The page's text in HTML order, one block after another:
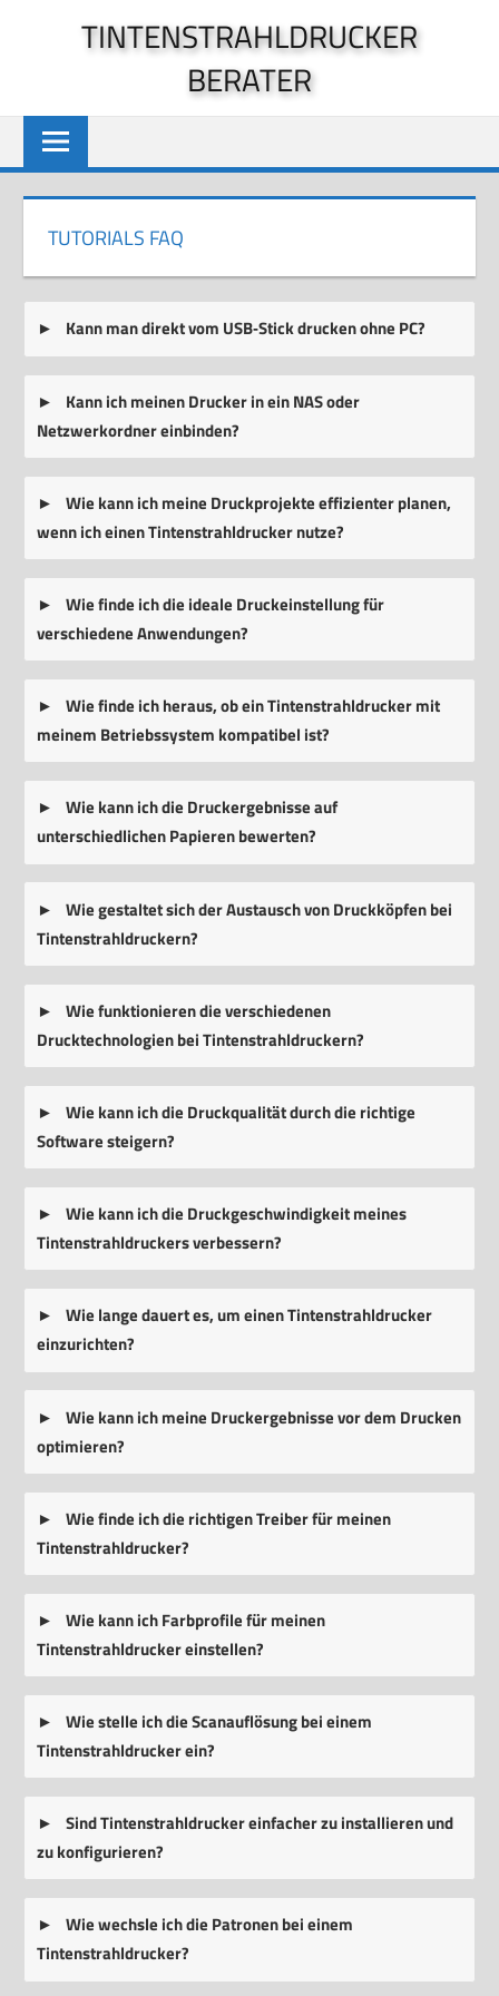
TINTENSTRAHLDRUCKER
BERATER
TUTORIALS FAQ
Kann man direkt vom USB‑Stick drucken ohne PC?
Kann ich meinen Drucker in ein NAS oder
Netzwerkordner einbinden?
Wie kann ich meine Druckprojekte effizienter planen,
wenn ich einen Tintenstrahldrucker nutze?
Wie finde ich die ideale Druckeinstellung für
verschiedene Anwendungen?
Wie finde ich heraus, ob ein Tintenstrahldrucker mit
meinem Betriebssystem kompatibel ist?
Wie kann ich die Druckergebnisse auf
unterschiedlichen Papieren bewerten?
Wie gestaltet sich der Austausch von Druckköpfen bei
Tintenstrahldruckern?
Wie funktionieren die verschiedenen
Drucktechnologien bei Tintenstrahldruckern?
Wie kann ich die Druckqualität durch die richtige
Software steigern?
Wie kann ich die Druckgeschwindigkeit meines
Tintenstrahldruckers verbessern?
Wie lange dauert es, um einen Tintenstrahldrucker
einzurichten?
Wie kann ich meine Druckergebnisse vor dem Drucken
optimieren?
Wie finde ich die richtigen Treiber für meinen
Tintenstrahldrucker?
Wie kann ich Farbprofile für meinen
Tintenstrahldrucker einstellen?
Wie stelle ich die Scanauflösung bei einem
Tintenstrahldrucker ein?
Sind Tintenstrahldrucker einfacher zu installieren und
zu konfigurieren?
Wie wechsle ich die Patronen bei einem
Tintenstrahldrucker?